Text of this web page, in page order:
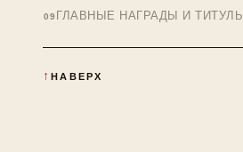
ГЛАВНЫЕ НАГРАДЫ И ТИТУЛЫ
НАВЕРХ